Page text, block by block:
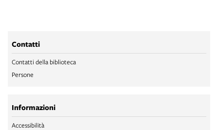
Contatti
Contatti della biblioteca
Persone
Informazioni
Accessibilità